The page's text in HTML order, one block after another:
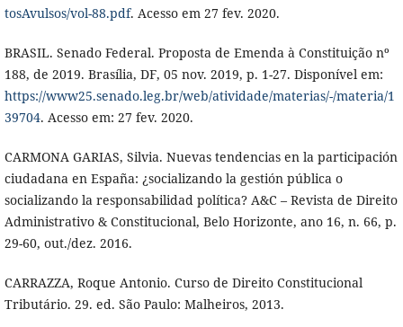
tosAvulsos/vol-88.pdf. Acesso em 27 fev. 2020.
BRASIL. Senado Federal. Proposta de Emenda à Constituição nº
188, de 2019. Brasília, DF, 05 nov. 2019, p. 1-27. Disponível em:
https://www25.senado.leg.br/web/atividade/materias/-/materia/1
39704. Acesso em: 27 fev. 2020.
CARMONA GARIAS, Silvia. Nuevas tendencias en la participación
ciudadana en España: ¿socializando la gestión pública o
socializando la responsabilidad política? A&C – Revista de Direito
Administrativo & Constitucional, Belo Horizonte, ano 16, n. 66, p.
29-60, out./dez. 2016.
CARRAZZA, Roque Antonio. Curso de Direito Constitucional
Tributário. 29. ed. São Paulo: Malheiros, 2013.